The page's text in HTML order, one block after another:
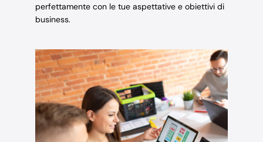
perfettamente con le tue aspettative e obiettivi di
business.